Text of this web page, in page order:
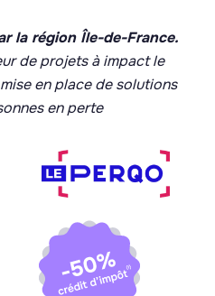
la région Île-de-France.
de projets à impact le
en place de solutions
en perte